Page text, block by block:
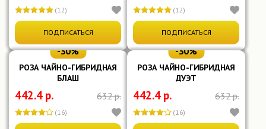
Показать ещё
Срок цветения
Поздний(5)
Средний(61)
Ранний
Форма цветка
(12)
ПОДПИСАТЬСЯ
(12)
ПОДПИСАТЬСЯ
-30%
РОЗА ЧАЙНО-ГИБРИДНАЯ
БЛАШ
442.4 р. 632 р.
(16)
-30%
РОЗА ЧАЙНО-ГИБРИДНАЯ
ДУЭТ
442.4 р. 632 р.
(16)